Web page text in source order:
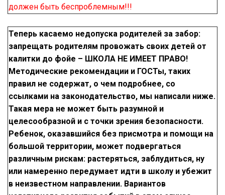
должен быть беспроблемным!!!
Теперь касаемо недопуска родителей за забор:
запрещать родителям провожать своих детей от
калитки до фойе – ШКОЛА НЕ ИМЕЕТ ПРАВО!
Методические рекомендации и ГОСТы, таких
правил не содержат, о чем подробнее, со
ссылками на законодательство, мы написали ниже.
Такая мера не может быть разумной и
целесообразной и с точки зрения безопасности.
Ребенок, оказавшийся без присмотра и помощи на
большой территории, может подвергаться
различным рискам: растеряться, заблудиться, ну
или намеренно передумает идти в школу и убежит
в неизвестном направлении. Вариантов